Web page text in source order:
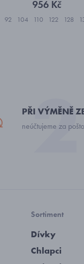
956 Kč
92 104 110 122 128
PŘI VÝMĚNĚ
neúčtujeme za
Sortiment
Dívky
Chlapci